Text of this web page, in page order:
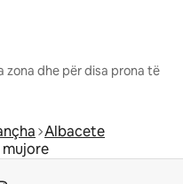
dhe për disa prona të
Albacete